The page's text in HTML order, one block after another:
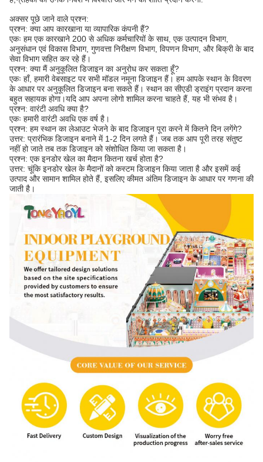
अक्सर पूछे जाने वाले प्रश्न:
प्रश्न: क्या आप कारखाना या व्यापारिक कंपनी हैं?
एकः हम एक कारखाने 200 से अधिक कर्मचारियों के साथ, एक उत्पादन विभाग,
अनुसंधान एवं विकास विभाग, गुणवत्ता निरीक्षण विभाग, विपणन विभाग, और बिक्री के बाद
सेवा विभाग सहित कर रहे हैं।
प्रश्न: क्या मैं अनुकूलित डिजाइन का अनुरोध कर सकता हूँ?
एकः हाँ, हमारी वेबसाइट पर सभी मॉडल नमूना डिजाइन हैं। हम आपके स्थान के विवरण
के आधार पर अनुकूलित डिजाइन बना सकते हैं। स्थान का सीएडी ड्राइंग प्रदान करना
बहुत सहायक होगा।यदि आप अपना लोगो शामिल करना चाहते हैं, यह भी संभव है।
प्रश्न: वारंटी अवधि क्या है?
एकः हमारी वारंटी अवधि एक वर्ष है।
प्रश्न: हम स्थान का लेआउट भेजने के बाद डिजाइन पूरा करने में कितने दिन लगेंगे?
उत्तर: प्रारंभिक डिजाइन बनाने में 1-2 दिन लगते हैं। जब तक आप पूरी तरह संतुष्ट
नहीं हो जाते तब तक डिजाइन को संशोधित किया जा सकता है।
प्रश्न: एक इनडोर खेल का मैदान कितना खर्च होता है?
उत्तर: चूंकि इनडोर खेल के मैदानों को कस्टम डिजाइन किया जाता है और इसमें कई
उत्पाद और सामान शामिल होते हैं, इसलिए कीमत अंतिम डिजाइन के आधार पर गणना की
जाती है।